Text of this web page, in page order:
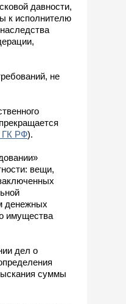
давности,
к исполнителю
не
ГК РФ).
вещи,
денежных
имущества
дел о
суммы